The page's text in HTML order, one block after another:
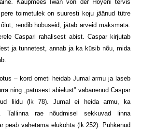
Kaupmees Iwan von der Hoyeni tervis
toimetulek on suuresti koju jäänud tütre
rendib hobuseid, jätab arveid maksmata.
Caspari rahalisest abist. Caspar kirjutab
ja tunnetest, annab ja ka küsib nõu, mida
– kord ometi heidab Jumal armu ja laseb
ning „patusest abielust” vabanenud Caspar
liidu (lk 78). Jumal ei heida armu, ka
Tallinna rae nõudmisel sekkuvad linna
peab vahetama elukohta (lk 252). Puhkenud